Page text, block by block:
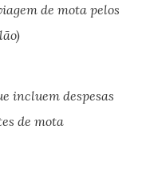
de mota pelos
incluem despesas
de mota